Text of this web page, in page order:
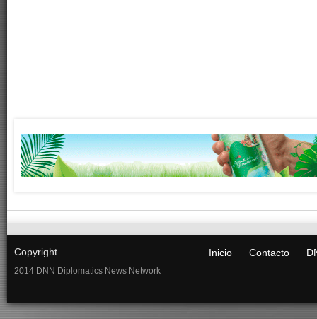
Copyright
2014 DNN Diplomatics News Network
Inicio Contacto